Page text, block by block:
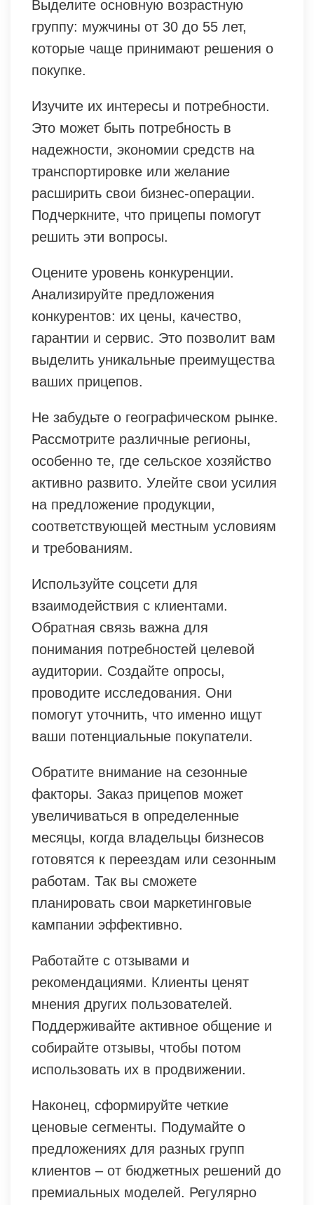
Выделите основную возрастную
группу: мужчины от 30 до 55 лет,
которые чаще принимают решения о
покупке.
Изучите их интересы и потребности.
Это может быть потребность в
надежности, экономии средств на
транспортировке или желание
расширить свои бизнес-операции.
Подчеркните, что прицепы помогут
решить эти вопросы.
Оцените уровень конкуренции.
Анализируйте предложения
конкурентов: их цены, качество,
гарантии и сервис. Это позволит вам
выделить уникальные преимущества
ваших прицепов.
Не забудьте о географическом рынке.
Рассмотрите различные регионы,
особенно те, где сельское хозяйство
активно развито. Улейте свои усилия
на предложение продукции,
соответствующей местным условиям
и требованиям.
Используйте соцсети для
взаимодействия с клиентами.
Обратная связь важна для
понимания потребностей целевой
аудитории. Создайте опросы,
проводите исследования. Они
помогут уточнить, что именно ищут
ваши потенциальные покупатели.
Обратите внимание на сезонные
факторы. Заказ прицепов может
увеличиваться в определенные
месяцы, когда владельцы бизнесов
готовятся к переездам или сезонным
работам. Так вы сможете
планировать свои маркетинговые
кампании эффективно.
Работайте с отзывами и
рекомендациями. Клиенты ценят
мнения других пользователей.
Поддерживайте активное общение и
собирайте отзывы, чтобы потом
использовать их в продвижении.
Наконец, сформируйте четкие
ценовые сегменты. Подумайте о
предложениях для разных групп
клиентов – от бюджетных решений до
премиальных моделей. Регулярно